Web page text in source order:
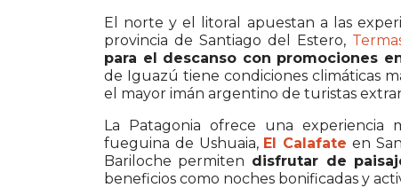
El norte y el litoral apuestan a las
provincia de Santiago del Estero,
para el descanso con promociones
de Iguazú tiene condiciones climáticas
el mayor imán argentino de turistas
La Patagonia ofrece una experiencia
fueguina de Ushuaia, El Calafate en
Bariloche permiten disfrutar de
beneficios como noches bonificadas y